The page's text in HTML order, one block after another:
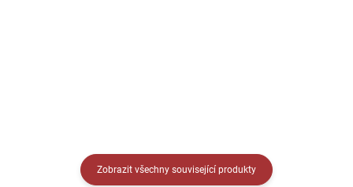
Zobrazit všechny související produkty